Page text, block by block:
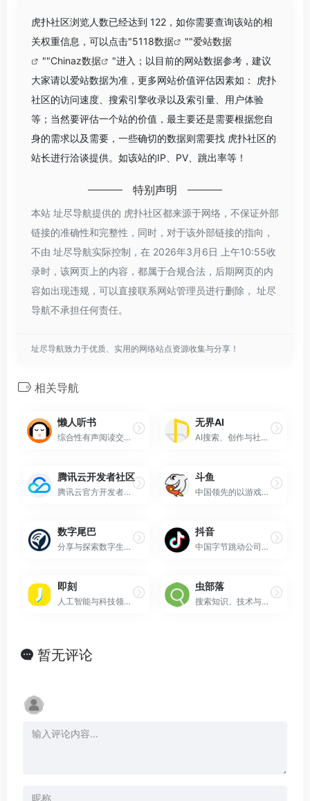
虎扑社区浏览人数已经达到 122，如你需要查询该站的相
关权重信息，可以点击"5118数据 ""爱站数据
""Chinaz数据
"进入；以目前的网站数据参考，建议
大家请以爱站数据为准，更多网站价值评估因素如： 虎扑
社区的访问速度、搜索引擎收录以及索引量、用户体验
等；当然要评估一个站的价值，最主要还是需要根据您自
身的需求以及需要，一些确切的数据则需要找 虎扑社区的
站长进行洽谈提供。如该站的IP、PV、跳出率等！
特别声明
本站 址尽导航提供的 虎扑社区都来源于网络，不保证外部
链接的准确性和完整性，同时，对于该外部链接的指向，
不由 址尽导航实际控制，在 2026年3月6日 上午10:55收
录时，该网页上的内容，都属于合规合法，后期网页的内
容如出现违规，可以直接联系网站管理员进行删除， 址尽
导航不承担任何责任。
址尽导航致力于优质、实用的网络站点资源收集与分享！
相关导航
懒人听书
综合性有声阅读交流平台
无界AI
AI搜索、创作与社区交流的一站式人工智能艺术平台
腾讯云开发者社区
腾讯云官方开发者社区
斗鱼
中国领先的以游戏为核心的多元化内容直播平台
数字尾巴
分享与探索数字生活方式的综合性平台
抖音
中国字节跳动公司开发的短视频社交平台
即刻
人工智能与科技领域的垂直社区平台
虫部落
搜索知识、技术与经验分享的专业社区与工具平台
暂无评论